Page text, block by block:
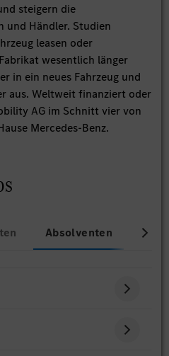
steigern die
und Händler. Studien
leasen oder
wesentlich länger
in ein neues Fahrzeug und
aus. Weltweit finanziert oder
AG im Schnitt vier von
Mercedes-Benz.
Absolventen